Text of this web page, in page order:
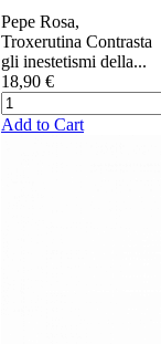
Pepe Rosa,
Troxerutina Contrasta
gli inestetismi della...
18,90 €
Add to Cart